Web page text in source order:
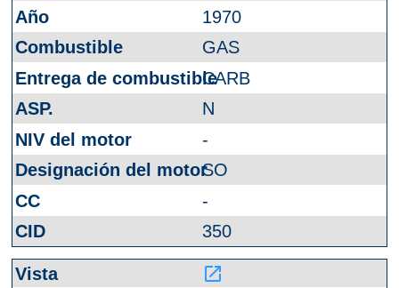
1970
GAS
CARB
N
-
SO
-
350
launch